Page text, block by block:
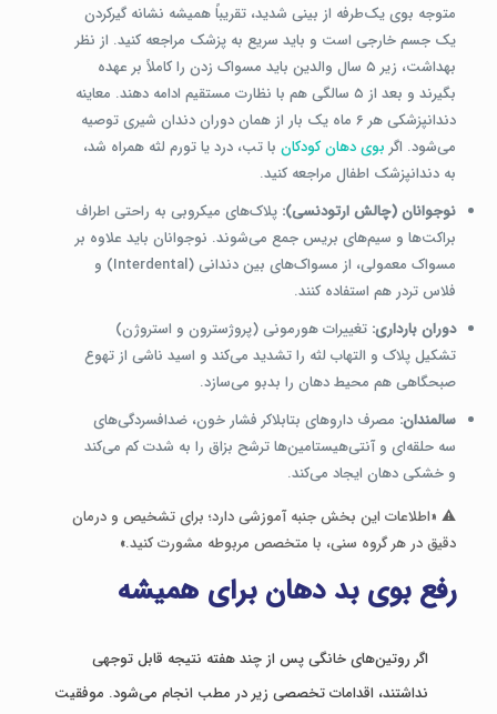
متوجه بوی یک‌طرفه از بینی شدید، تقریباً همیشه نشانه گیرکردن
یک جسم خارجی است و باید سریع به پزشک مراجعه کنید. از نظر
بهداشت، زیر ۵ سال والدین باید مسواک زدن را کاملاً بر عهده
بگیرند و بعد از ۵ سالگی هم با نظارت مستقیم ادامه دهند. معاینه
دندانپزشکی هر ۶ ماه یک بار از همان دوران دندان شیری توصیه
می‌شود. اگر بوی دهان کودکانبا تب، درد یا تورم لثه همراه شد،
به دندانپزشک اطفال مراجعه کنید.
نوجوانان (چالش ارتودنسی): پلاک‌های میکروبی به راحتی اطراف
براکت‌ها و سیم‌های بریس جمع می‌شوند. نوجوانان باید علاوه بر
مسواک معمولی، از مسواک‌های بین دندانی (Interdental) و
فلاس تردر هم استفاده کنند.
دوران بارداری: تغییرات هورمونی (پروژسترون و استروژن)
تشکیل پلاک و التهاب لثه را تشدید می‌کند و اسید ناشی از تهوع
صبحگاهی هم محیط دهان را بدبو می‌سازد.
سالمندان: مصرف داروهای بتابلاکر فشار خون، ضدافسردگی‌های
سه حلقه‌ای و آنتی‌هیستامین‌ها ترشح بزاق را به شدت کم می‌کند
و خشکی دهان ایجاد می‌کند.
⚠️ «اطلاعات این بخش جنبه آموزشی دارد؛ برای تشخیص و درمان
دقیق در هر گروه سنی، با متخصص مربوطه مشورت کنید.»
رفع بوی بد دهان برای همیشه
اگر روتین‌های خانگی پس از چند هفته نتیجه قابل توجهی
نداشتند، اقدامات تخصصی زیر در مطب انجام می‌شود. موفقیت